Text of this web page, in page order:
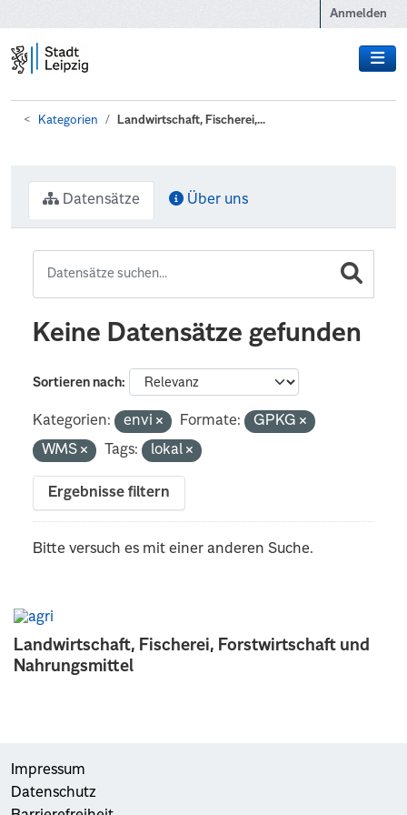
Anmelden
Kategorien Landwirtschaft, Fischerei,...
Landwirtschaft, Fischerei, Forstwirtschaft und
Nahrungsmittel
Datensätze Über uns
Keine Datensätze gefunden
Sortieren nach
Kategorien: envi Formate:
GPKG
WMS
Tags: lokal
Ergebnisse filtern
Bitte versuch es mit einer anderen Suche.
Impressum
Datenschutz